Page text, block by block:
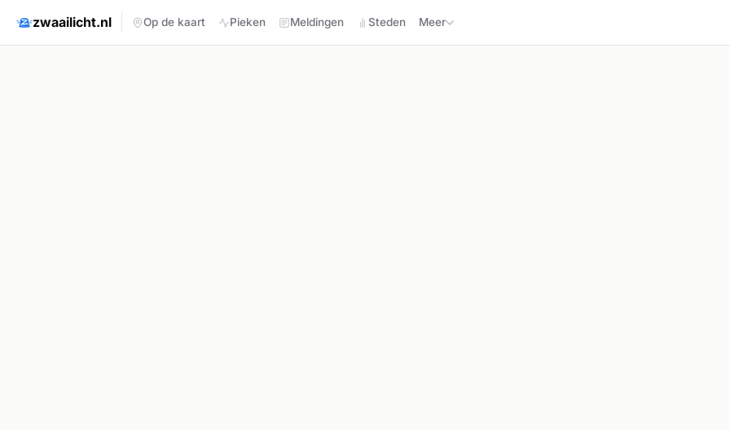
zwaailicht.nl Op de kaart Pieken Meldingen Steden Meer